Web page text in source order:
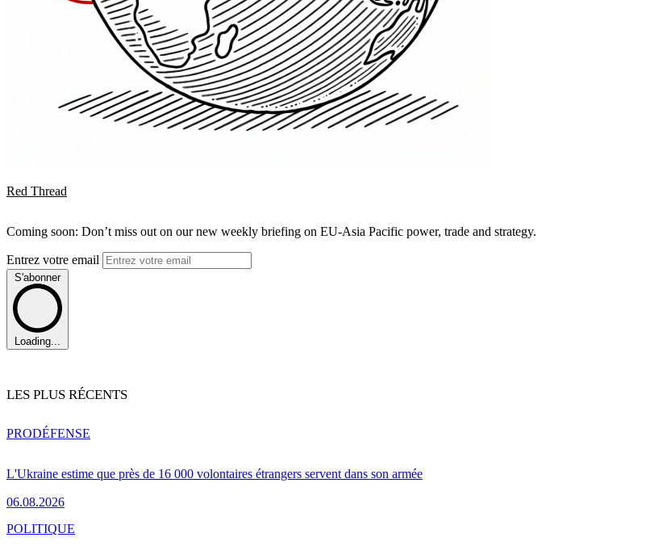
Red Thread
Coming soon: Don’t miss out on our new weekly briefing on EU-Asia Pacific power, trade and strategy.
Entrez votre email
S'abonner
Loading...
LES PLUS RÉCENTS
L'Ukraine estime que près de 16 000 volontaires étrangers servent dans son armée
06.08.2026
PRODÉFENSE
POLITIQUE